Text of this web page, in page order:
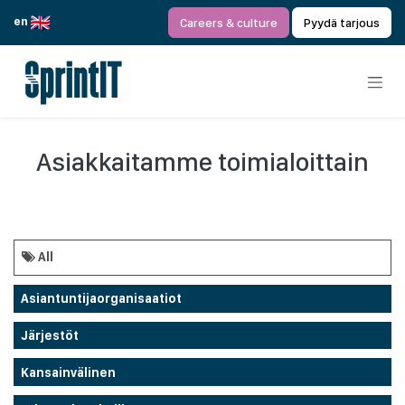
en
Careers & culture Pyydä tarjous
Asiakkaitamme toimialoittain
All
Asiantuntijaorganisaatiot
Järjestöt
Kansainvälinen